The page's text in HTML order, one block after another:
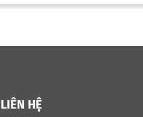
LIÊN HỆ